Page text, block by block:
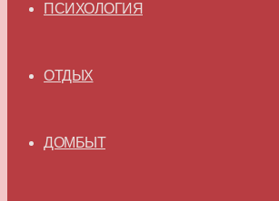
ПСИХОЛОГИЯ
ОТДЫХ
ДОМБЫТ